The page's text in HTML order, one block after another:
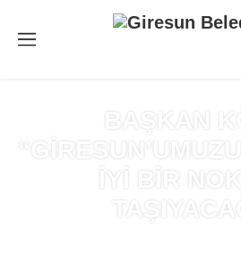
BAŞKAN
İYİ BİR